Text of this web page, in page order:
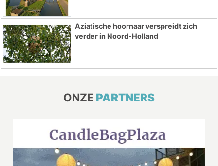
Aziatische hoornaar verspreidt zich
verder in Noord-Holland
ONZE PARTNERS